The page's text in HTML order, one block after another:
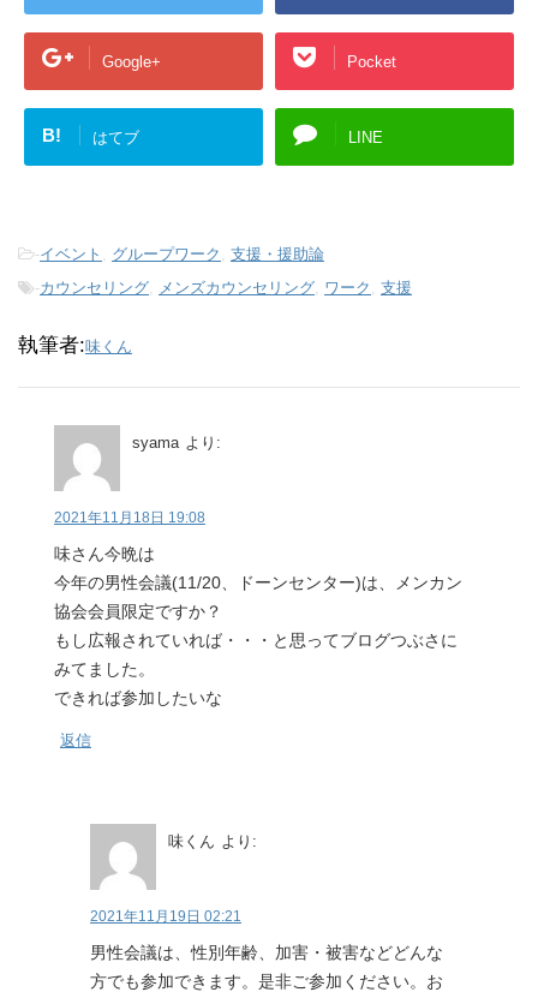
Google+ Pocket
B! はてブ LINE
-イベント , グループワーク , 支援・援助論
-カウンセリング, メンズカウンセリング, ワーク , 支援
執筆者:味くん
syama より:
2021年11月18日 19:08
味さん今晩は
今年の男性会議(11/20、ドーンセンター)は、メンカン
協会会員限定ですか？
もし広報されていれば・・・と思ってブログつぶさに
みてました。
できれば参加したいな
返信
味くん より:
2021年11月19日 02:21
男性会議は、性別年齢、加害・被害などどんな
方でも参加できます。是非ご参加ください。お